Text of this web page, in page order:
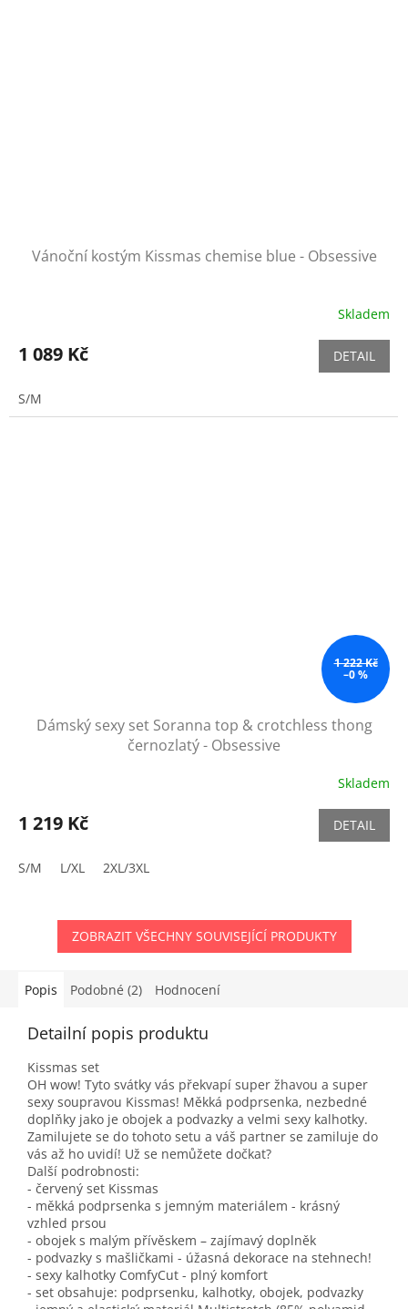
Vánoční kostým Kissmas chemise blue - Obsessive
Skladem
1 089 Kč DETAIL
S/M
1 222 Kč
–0 %
Dámský sexy set Soranna top & crotchless thong
černozlatý - Obsessive
Skladem
1 219 Kč DETAIL
S/M L/XL 2XL/3XL
ZOBRAZIT VŠECHNY SOUVISEJÍCÍ PRODUKTY
Popis Podobné (2) Hodnocení
Detailní popis produktu
Kissmas set
OH wow! Tyto svátky vás překvapí super žhavou a super
sexy soupravou Kissmas! Měkká podprsenka, nezbedné
doplňky jako je obojek a podvazky a velmi sexy kalhotky.
Zamilujete se do tohoto setu a váš partner se zamiluje do
vás až ho uvidí! Už se nemůžete dočkat?
Další podrobnosti:
- červený set Kissmas
- měkká podprsenka s jemným materiálem - krásný
vzhled prsou
- obojek s malým přívěskem – zajímavý doplněk
- podvazky s mašličkami - úžasná dekorace na stehnech!
- sexy kalhotky ComfyCut - plný komfort
- set obsahuje: podprsenku, kalhotky, obojek, podvazky